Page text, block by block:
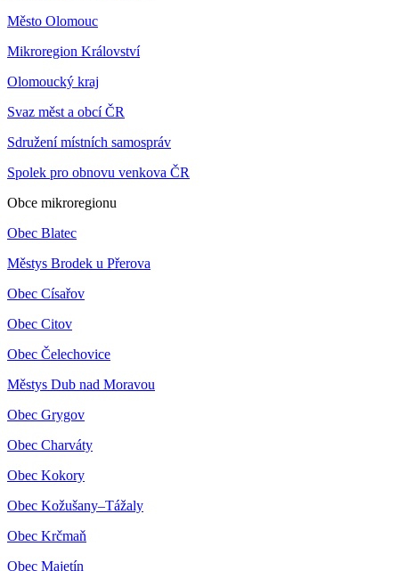
Město Olomouc
Mikroregion Království
Olomoucký kraj
Svaz měst a obcí ČR
Sdružení místních samospráv
Spolek pro obnovu venkova ČR
Obce mikroregionu
Obec Blatec
Městys Brodek u Přerova
Obec Císařov
Obec Citov
Obec Čelechovice
Městys Dub nad Moravou
Obec Grygov
Obec Charváty
Obec Kokory
Obec Kožušany–Tážaly
Obec Krčmaň
Obec Majetín